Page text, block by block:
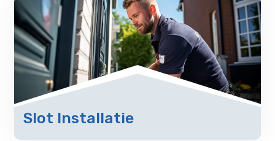
Slot Installatie